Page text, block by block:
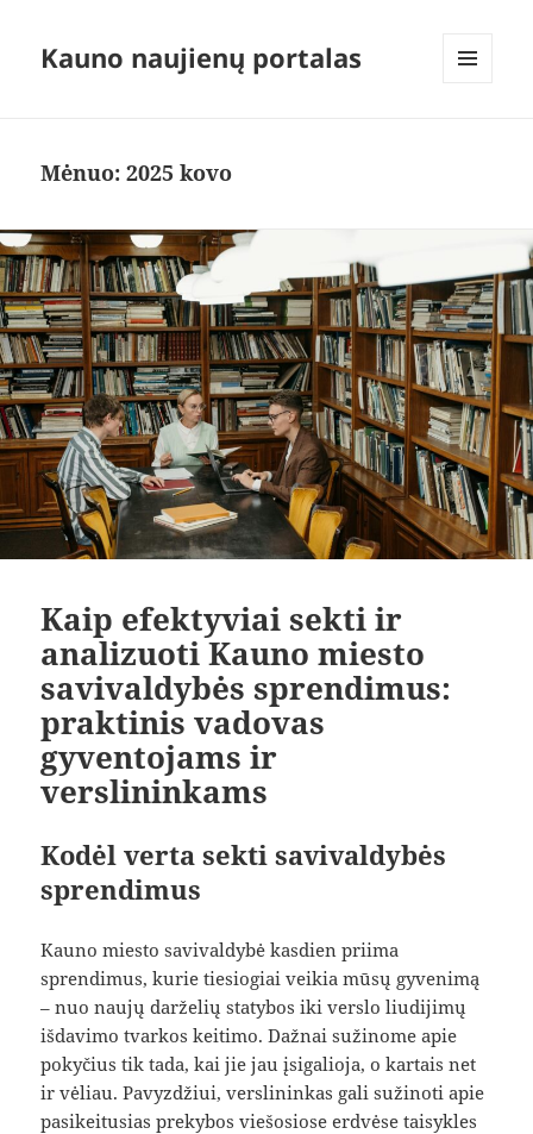
Kauno naujienų portalas
Mėnuo:2025 kovo
Kaip efektyviai sekti ir
analizuoti Kauno miesto
savivaldybės sprendimus:
praktinis vadovas
gyventojams ir
verslininkams
Kodėl verta sekti savivaldybės
sprendimus
Kauno miesto savivaldybė kasdien priima
sprendimus, kurie tiesiogiai veikia mūsų gyvenimą
– nuo naujų darželių statybos iki verslo liudijimų
išdavimo tvarkos keitimo. Dažnai sužinome apie
pokyčius tik tada, kai jie jau įsigalioja, o kartais net
ir vėliau. Pavyzdžiui, verslininkas gali sužinoti apie
pasikeitusias prekybos viešosiose erdvėse taisykles